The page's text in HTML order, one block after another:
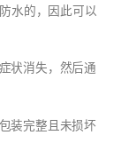
水的，因此可以
状消失，然后通
装完整且未损坏